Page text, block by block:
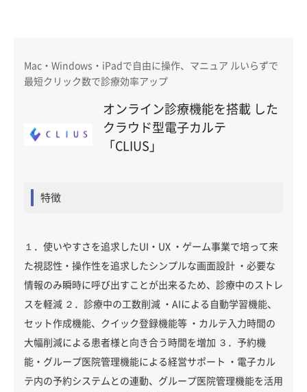
Mac・Windows・iPadで自由に操作、マニュア ルいらずで
最短クリック数で診療効率アップ
オンライン診療機能を搭載 した
クラウド型電子カルテ
「CLIUS」
特徴
１．使いやすさを追求したUI・UX ・ゲーム事業で培って来
た視認性・操作性を追求したシンプルな画面設計 ・必要な
情報のみ瞬時に呼び出すことが出来るため、診療中のストレ
スを軽減 ２．診療中の工数削減 ・AIによる自動学習機能、
セット作成機能、クイック登録機能等 ・カルテ入力時間の
大幅削減による患者様と向き合う時間を増加 ３．予約機
能・グループ医院管理機能による経営サポート ・電子カル
テ内の予約システムとの連動、グループ医院管理機能を活用